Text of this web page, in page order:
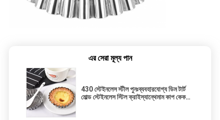
এর সেরা মূল্য পান
430 স্টেইনলেস স্টীল পুনঃব্যবহারযোগ্য ডিম টার্ট
মোল্ড স্টেইনলেস স্টিল ক্রাইস্যান্থেমাম কাপ কেক